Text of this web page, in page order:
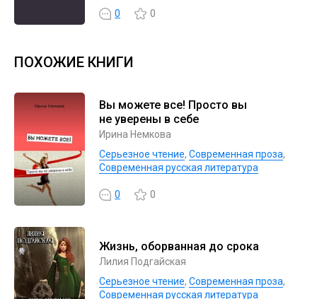
0 0
ПОХОЖИЕ КНИГИ
Вы можете все! Просто вы
не уверены в себе
Ирина Немкова
Серьезное чтение, Современная проза,
Современная русская литература
0 0
Жизнь, оборванная до срока
Лилия Подгайская
Серьезное чтение, Современная проза,
Современная русская литература